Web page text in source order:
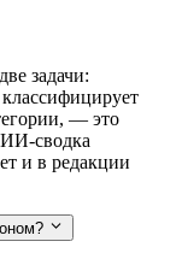
задачи:
— это
сводка
и в редакции